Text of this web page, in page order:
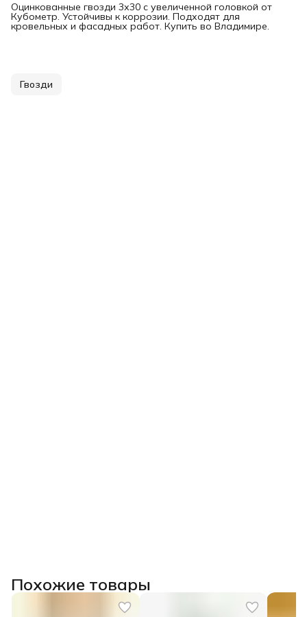
Оцинкованные гвозди 3х30 с увеличенной головкой от
Кубометр. Устойчивы к коррозии. Подходят для
кровельных и фасадных работ. Купить во Владимире.
Гвозди
Похожие товары